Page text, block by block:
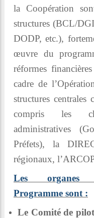
la Coopération
structures (BCL/
DODP, etc.),
œuvre du
réformes
cadre de
structures
compris les
administratives
Préfets), la
régionaux,
Les organes
Programme sont :
Le Comité de